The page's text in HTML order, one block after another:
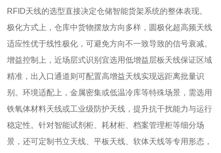
RFID天线的选型直接决定仓储智能货架系统的整体表现。
极化方式上，仓库中货物摆放方向多样，圆极化超高频天线
适应性优于线性极化，可避免方向不一致导致的信号衰减。
增益控制上，近场层式识别宜选用低增益层板天线保证区域
精准，出入口通道则可配置高增益天线实现远距离批量识
别。环境适配上，金属密集或低温冷库等特殊场景，需选用
铁氧体材料天线或工业级防护天线，提升抗干扰能力与运行
稳定性。针对智能试剂柜、耗材柜、档案管理柜等细分场
景，还可定制书立天线、平板天线、软体天线等专用形态，